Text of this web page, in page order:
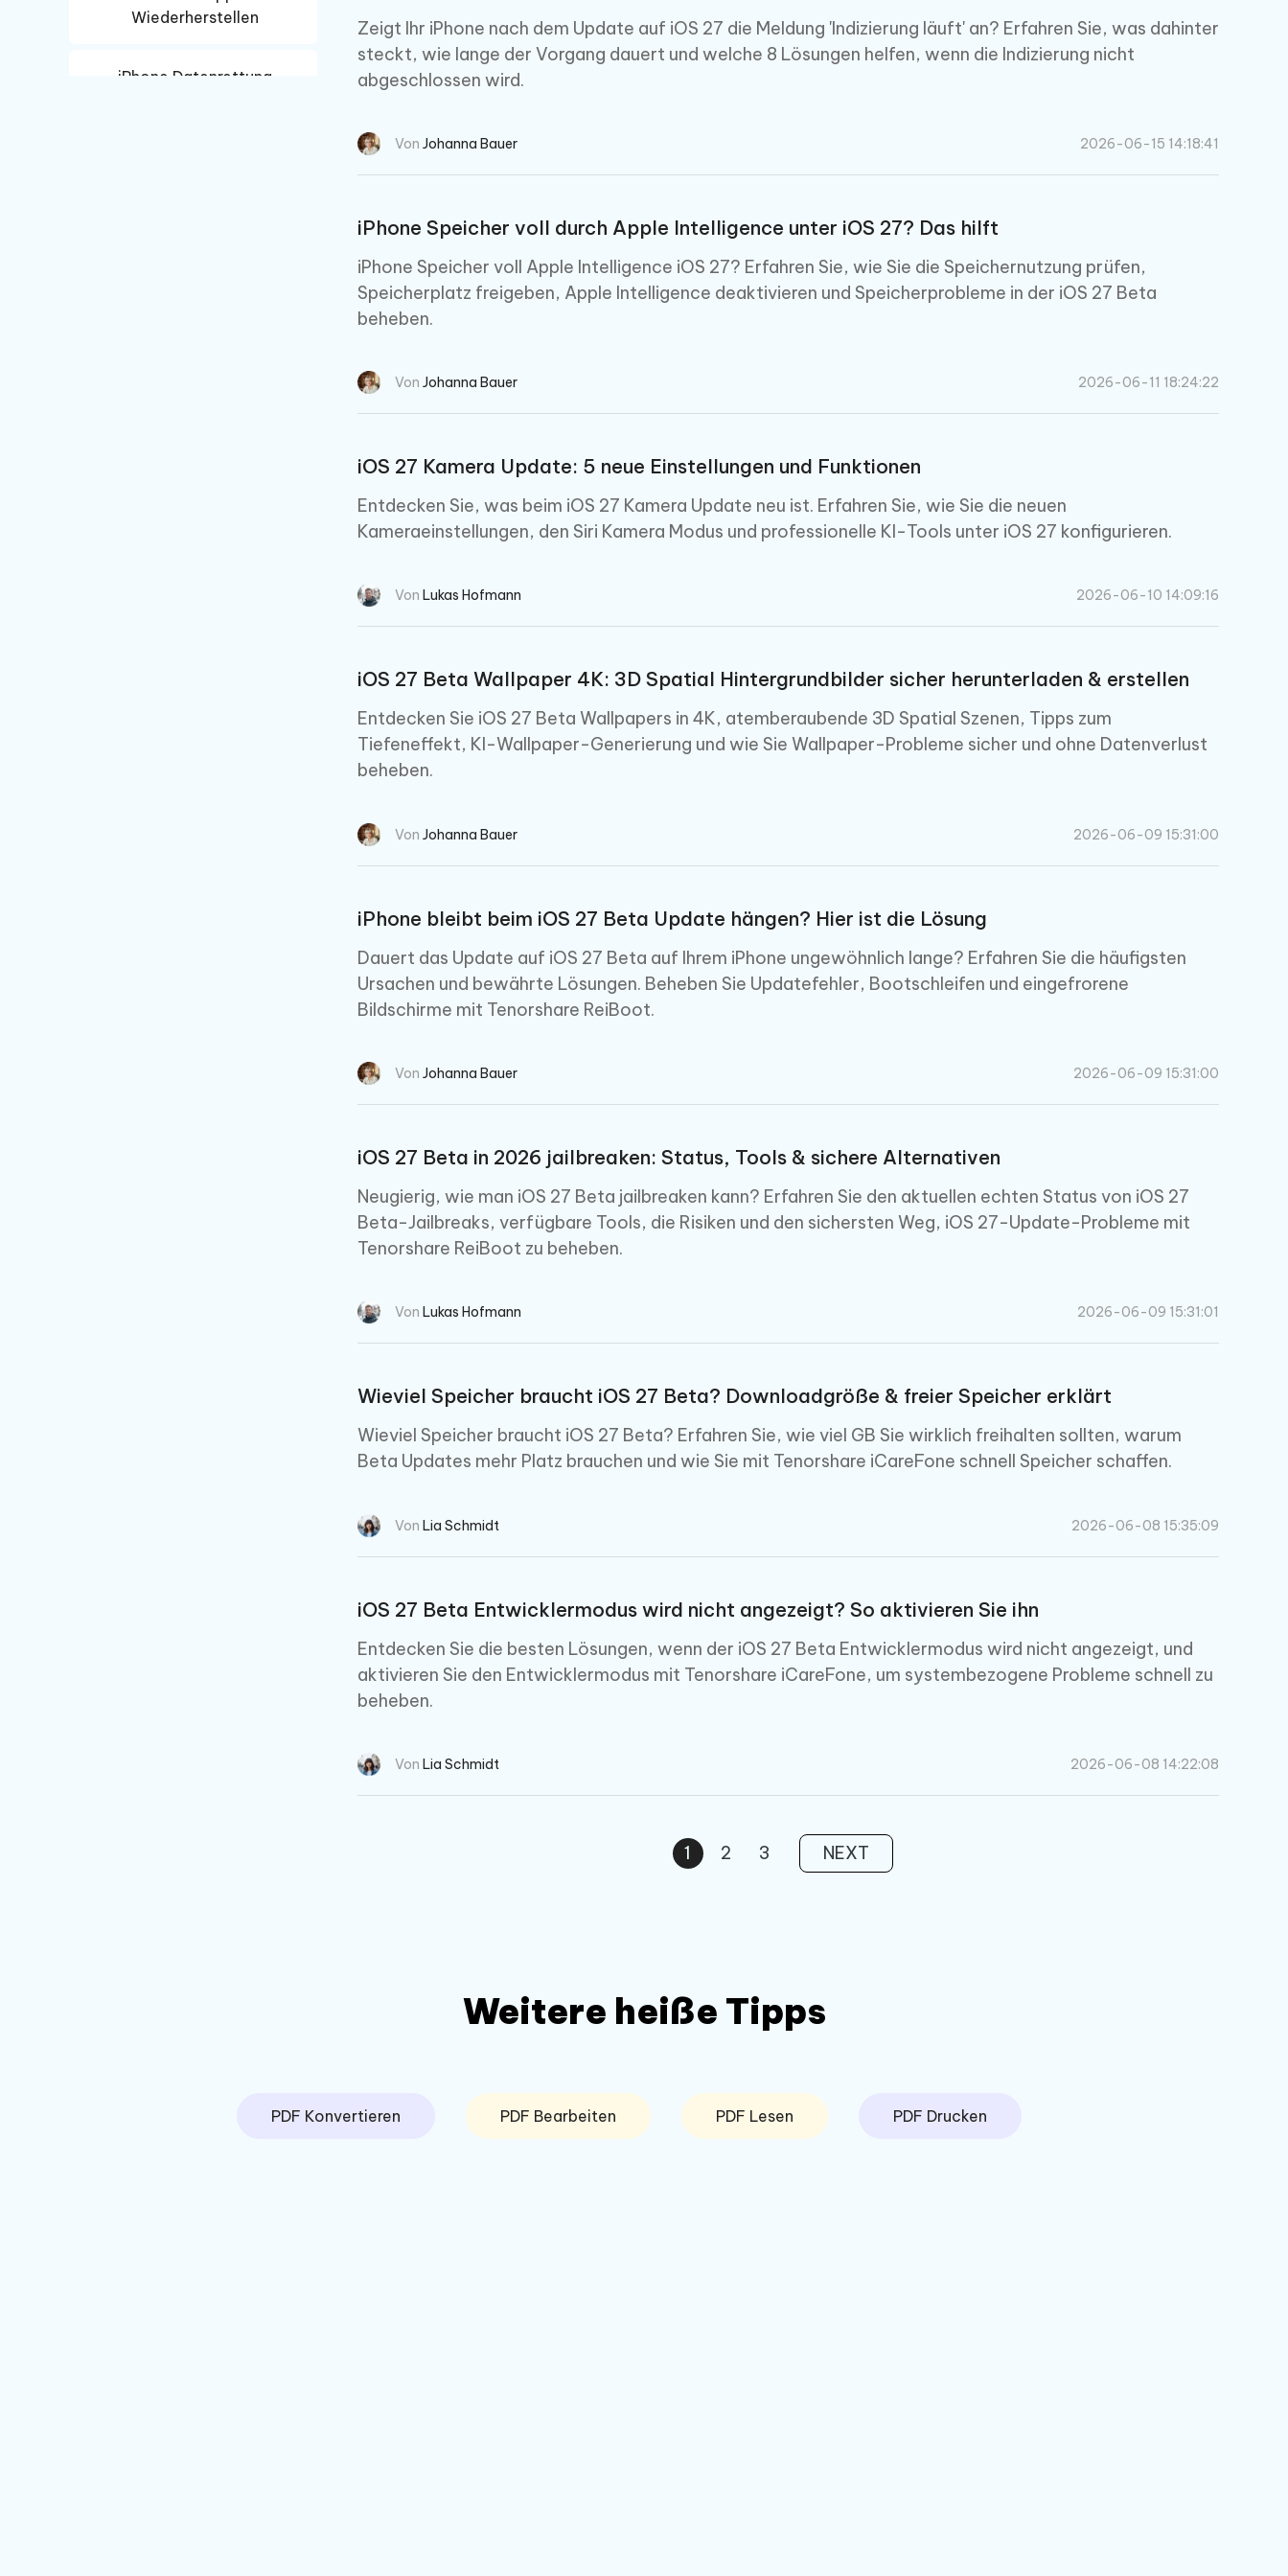
Wiederherstellen
iPhone Datenrettung
Zeigt Ihr iPhone nach dem Update auf iOS 27 die Meldung 'Indizierung läuft' an? Erfahren Sie, was dahinter
steckt, wie lange der Vorgang dauert und welche 8 Lösungen helfen, wenn die Indizierung nicht
abgeschlossen wird.
Von Johanna Bauer 2026-06-15 14:18:41
iPhone Speicher voll durch Apple Intelligence unter iOS 27? Das hilft
iPhone Speicher voll Apple Intelligence iOS 27? Erfahren Sie, wie Sie die Speichernutzung prüfen,
Speicherplatz freigeben, Apple Intelligence deaktivieren und Speicherprobleme in der iOS 27 Beta
beheben.
Von Johanna Bauer 2026-06-11 18:24:22
iOS 27 Kamera Update: 5 neue Einstellungen und Funktionen
Entdecken Sie, was beim iOS 27 Kamera Update neu ist. Erfahren Sie, wie Sie die neuen
Kameraeinstellungen, den Siri Kamera Modus und professionelle KI-Tools unter iOS 27 konfigurieren.
Von Lukas Hofmann 2026-06-10 14:09:16
iOS 27 Beta Wallpaper 4K: 3D Spatial Hintergrundbilder sicher herunterladen & erstellen
Entdecken Sie iOS 27 Beta Wallpapers in 4K, atemberaubende 3D Spatial Szenen, Tipps zum
Tiefeneffekt, KI-Wallpaper-Generierung und wie Sie Wallpaper-Probleme sicher und ohne Datenverlust
beheben.
Von Johanna Bauer 2026-06-09 15:31:00
iPhone bleibt beim iOS 27 Beta Update hängen? Hier ist die Lösung
Dauert das Update auf iOS 27 Beta auf Ihrem iPhone ungewöhnlich lange? Erfahren Sie die häufigsten
Ursachen und bewährte Lösungen. Beheben Sie Updatefehler, Bootschleifen und eingefrorene
Bildschirme mit Tenorshare ReiBoot.
Von Johanna Bauer 2026-06-09 15:31:00
iOS 27 Beta in 2026 jailbreaken: Status, Tools & sichere Alternativen
Neugierig, wie man iOS 27 Beta jailbreaken kann? Erfahren Sie den aktuellen echten Status von iOS 27
Beta-Jailbreaks, verfügbare Tools, die Risiken und den sichersten Weg, iOS 27-Update-Probleme mit
Tenorshare ReiBoot zu beheben.
Von Lukas Hofmann 2026-06-09 15:31:01
Wieviel Speicher braucht iOS 27 Beta? Downloadgröße & freier Speicher erklärt
Wieviel Speicher braucht iOS 27 Beta? Erfahren Sie, wie viel GB Sie wirklich freihalten sollten, warum
Beta Updates mehr Platz brauchen und wie Sie mit Tenorshare iCareFone schnell Speicher schaffen.
Von Lia Schmidt 2026-06-08 15:35:09
iOS 27 Beta Entwicklermodus wird nicht angezeigt? So aktivieren Sie ihn
Entdecken Sie die besten Lösungen, wenn der iOS 27 Beta Entwicklermodus wird nicht angezeigt, und
aktivieren Sie den Entwicklermodus mit Tenorshare iCareFone, um systembezogene Probleme schnell zu
beheben.
Von Lia Schmidt 2026-06-08 14:22:08
1 2 3 NEXT
Weitere heiße Tipps
PDF Konvertieren PDF Bearbeiten PDF Lesen PDF Drucken